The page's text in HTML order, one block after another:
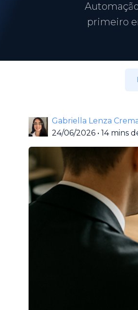
primeiro
Gabriella Lenza
24/06/2026 • 14 mins